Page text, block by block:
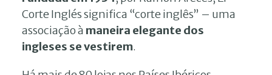
Corte Inglés significa “corte inglês” – uma
associação à maneira elegante dos
ingleses se vestirem.